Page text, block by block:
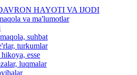
HAYOTI VA IJODI
va ma'lumotlar
suhbat
turkumlar
esse
luqmalar